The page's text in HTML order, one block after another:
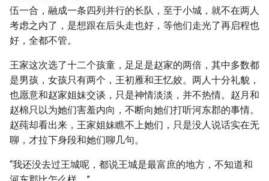
伍一合，融成一条四列并行的长队，至于小城，就不在两人
考虑之内了，是想跟在后头走也好，等他们走光了再启程也
好，全都不管。
王家这次选了十二个孩童，足足是赵家的两倍，其中多数都
是男孩，女孩只有两个，王初雁和王忆姣。两人十分礼貌，
也愿意和赵家姐妹交谈，只是神情淡淡，并不热情。赵月和
赵棉只以为她们害羞内向，不断向她们打听河东郡的事情。
赵莼却看出来，王家姐妹瞧不上她们，只是没人说话实在无
聊，才拉下身段和她们聊几句。
“我还没去过王城呢，都说王城是最富庶的地方，不知道和